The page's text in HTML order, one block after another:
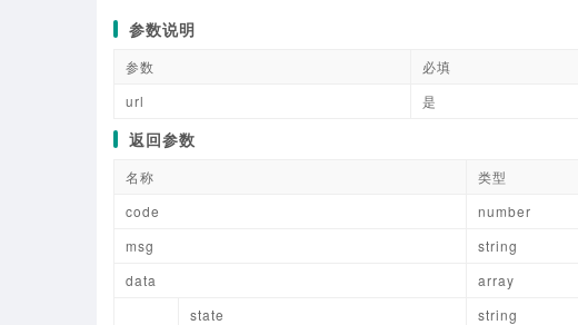
参数说明
参数 必填
url
是
返回参数
名称 类型
code
number
msg
string
data
array
state
string